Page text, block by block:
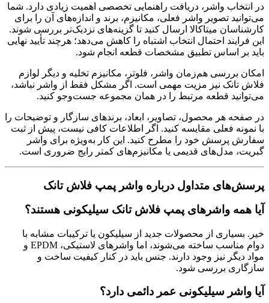
در انتخاب واشر، دریافت راهنمایی تخصصی اهمیت زیادی دارد. شما
می‌توانید تصویر واشر فعلی، مکانیزم، برند و اندازه‌های آن را برای
کارشناسان میتاکالا ارسال کنید تا گزینه‌های نزدیک‌تر بررسی شوند.
این فرایند احتمال انتخاب اشتباه را کاهش می‌دهد؛ هرچند تأیید نهایی
باید بر اساس تطبیق مشخصات قطعه انجام شود.
امکان بررسی هم‌زمان واشر، فلوتر، مکانیزم تخلیه و دیگر لوازم
فلاش تانک نیز مزیت مهمی است. اگر مشکل فقط از واشر نباشد،
می‌توانید قطعه مرتبط را در همان مجموعه جست‌وجو کنید.
در صفحه هر محصول، تصاویر، ابعاد، برندهای سازگار و توضیحات را
با نمونه فعلی مقایسه کنید. اگر اطلاعات کافی نیست، پیش از ثبت
سفارش پرسش خود را مطرح کنید. این کار به‌ویژه برای واشر
گبریت، مدل‌های قدیمی یا مکانیزم‌های کمتر رایج ضروری است.
پرسش‌های متداول درباره واشر پمپ فلاش تانک
آیا همه واشرهای پمپ فلاش تانک سیلیکونی هستند؟
خیر. بسیاری از محصولات جدید از سیلیکون یا ترکیبات مشابه با
دوام مناسب ساخته می‌شوند، اما واشرهای لاستیکی، EPDM و
مواد دیگر نیز وجود دارند. جنس باید در کنار کیفیت ساخت و
سازگاری بررسی شود.
آیا واشر سیلیکونی عمر دائمی دارد؟